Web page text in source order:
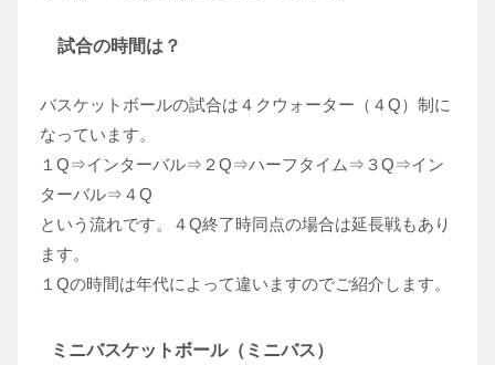
試合の時間は？
バスケットボールの試合は４クウォーター（４Q）制に
なっています。
１Q⇒インターバル⇒２Q⇒ハーフタイム⇒３Q⇒イン
ターバル⇒４Q
という流れです。４Q終了時同点の場合は延長戦もあり
ます。
１Qの時間は年代によって違いますのでご紹介します。
ミニバスケットボール（ミニバス）